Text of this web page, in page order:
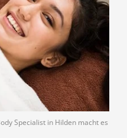
Lokale Empfehlungen
Öffentliche Einrichtungen
Specialist in Hilden macht es